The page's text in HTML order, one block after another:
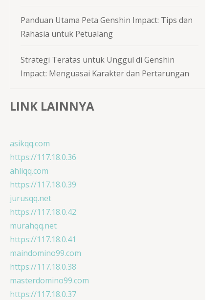
Panduan Utama Peta Genshin Impact: Tips dan
Rahasia untuk Petualang
Strategi Teratas untuk Unggul di Genshin
Impact: Menguasai Karakter dan Pertarungan
LINK LAINNYA
asikqq.com
https://117.18.0.36
ahliqq.com
https://117.18.0.39
jurusqq.net
https://117.18.0.42
murahqq.net
https://117.18.0.41
maindomino99.com
https://117.18.0.38
masterdomino99.com
https://117.18.0.37